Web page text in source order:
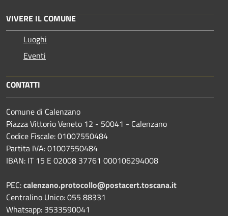
VIVERE IL COMUNE
Luoghi
Eventi
CONTATTI
Comune di Calenzano
Piazza Vittorio Veneto 12 - 50041 - Calenzano
Codice Fiscale: 01007550484
Partita IVA: 01007550484
IBAN: IT 15 E 02008 37761 000106294008
PEC:calenzano.protocollo@postacert.toscana.it
Centralino Unico: 055 88331
Whatsapp: 3533590041